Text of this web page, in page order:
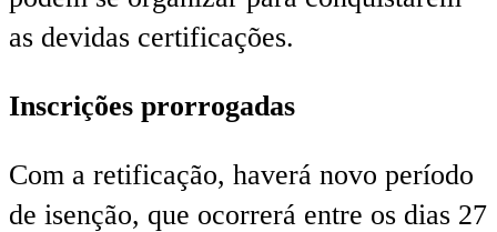
as devidas certificações.
Inscrições prorrogadas
Com a retificação, haverá novo período
de isenção, que ocorrerá entre os dias 27